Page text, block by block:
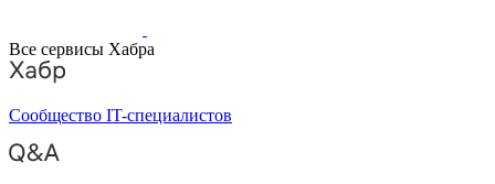
Все сервисы Хабра
Сообщество IT-специалистов